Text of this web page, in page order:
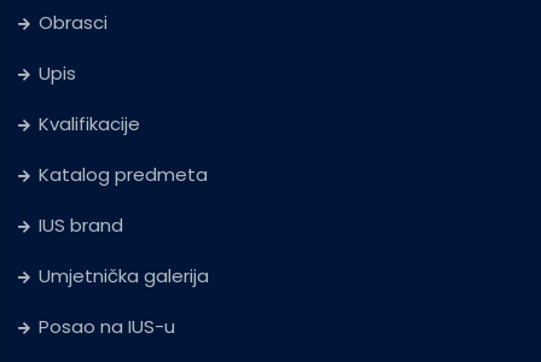
Obrasci
Upis
Kvalifikacije
Katalog predmeta
IUS brand
Umjetnička galerija
Posao na IUS-u